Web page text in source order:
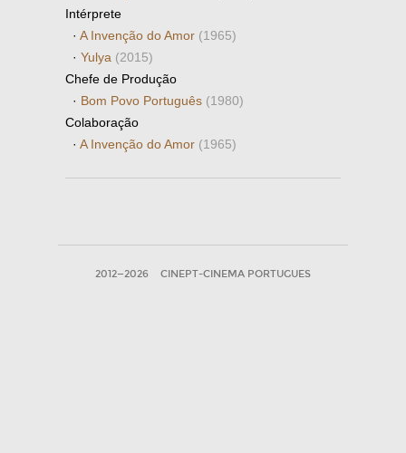
Intérprete
· A Invenção do Amor (1965)
· Yulya (2015)
Chefe de Produção
· Bom Povo Português (1980)
Colaboração
· A Invenção do Amor (1965)
2012—2026 CINEPT-CINEMA PORTUGUES